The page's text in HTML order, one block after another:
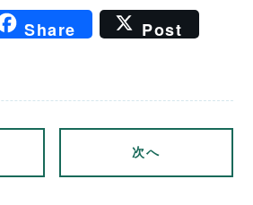
Share Post
次へ